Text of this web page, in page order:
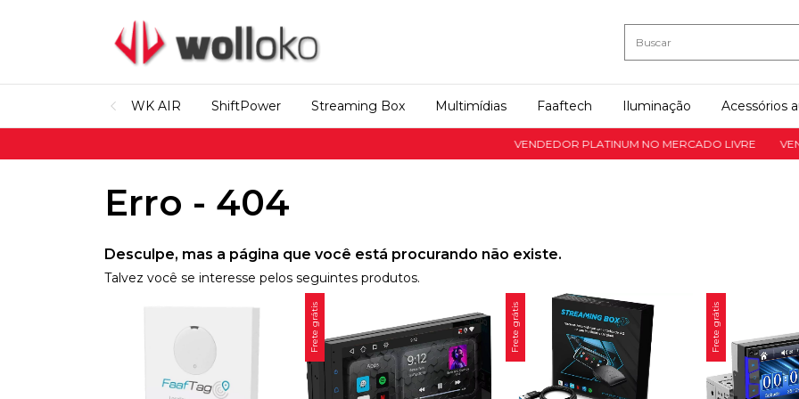
WK AIR ShiftPower Streaming Box Multimídias Faaftech Iluminação Acessórios
VENDEDOR PLATINUM NO MERCADO LIVRE
Erro - 404
Desculpe, mas a página que você está procurando não existe.
Talvez você se interesse pelos seguintes produtos.
Frete grátis Frete grátis Frete grátis